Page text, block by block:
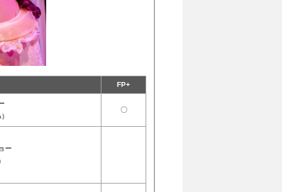
FP+
〇
ー